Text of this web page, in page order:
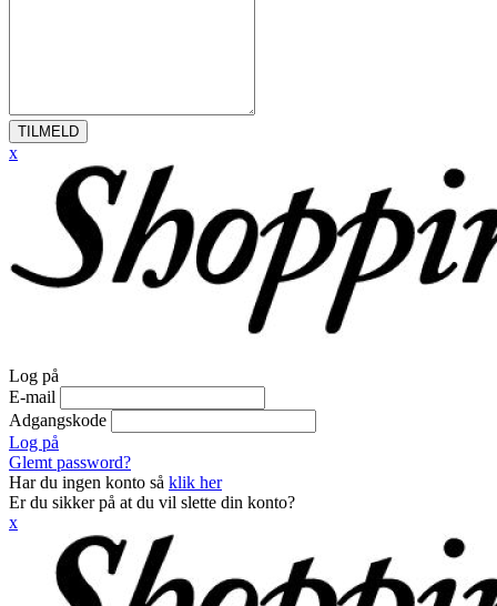
TILMELD
x
Log på
E-mail
Adgangskode
Log på
Glemt password?
Har du ingen konto så klik her
Er du sikker på at du vil slette din konto?
x